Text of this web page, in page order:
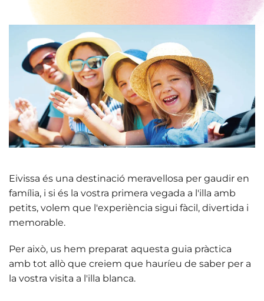
Eivissa és una destinació meravellosa per gaudir en
família, i si és la vostra primera vegada a l'illa amb
petits, volem que l'experiència sigui fàcil, divertida i
memorable.
Per això, us hem preparat aquesta guia pràctica
amb tot allò que creiem que hauríeu de saber per a
la vostra visita a l'illa blanca.